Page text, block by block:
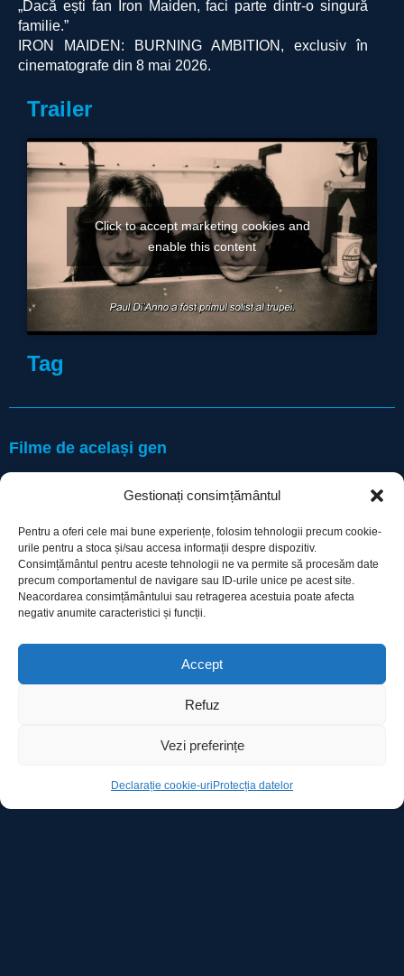
Gestionați consimțământul
Pentru a oferi cele mai bune experiențe, folosim tehnologii precum cookie-
urile pentru a stoca și/sau accesa informații despre dispozitiv.
Consimțământul pentru aceste tehnologii ne va permite să procesăm date
precum comportamentul de navigare sau ID-urile unice pe acest site.
Neacordarea consimțământului sau retragerea acestuia poate afecta
negativ anumite caracteristici și funcții.
Accept
Refuz
Vezi preferințe
Declarație cookie-uri Protecția datelor
„Dacă ești fan Iron Maiden, faci parte dintr-o singură
familie.”
IRON MAIDEN: BURNING AMBITION, exclusiv în
cinematografe din 8 mai 2026.
Trailer
Click to accept marketing cookies and
enable this content
Tag
Filme de același gen
Utile
Declarație cookie-uri
Contact
Ro Image SRL
Strada Mihai Eminescu, nr. 142, et.7, ap. 23,